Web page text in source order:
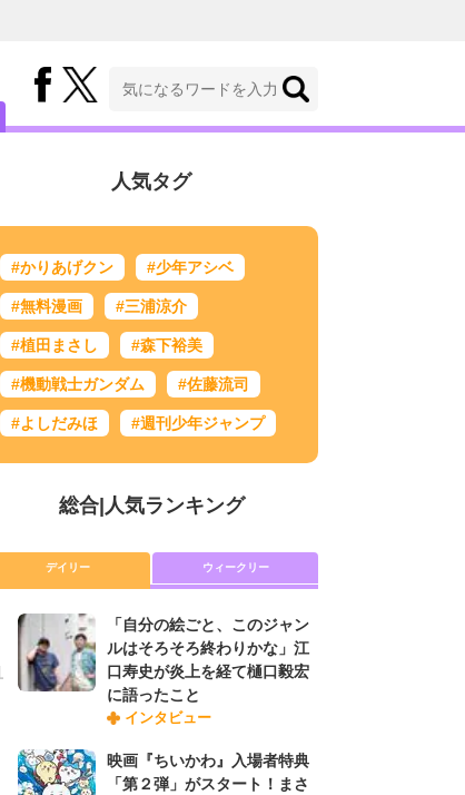
人気タグ
#かりあげクン #少年アシベ
#無料漫画 #三浦涼介
#植田まさし #森下裕美
#機動戦士ガンダム #佐藤流司
#よしだみほ #週刊少年ジャンプ
総合| 人気ランキング
デイリー ウィークリー
「自分の絵ごと、このジャン
ルはそろそろ終わりかな」江
口寿史が炎上を経て樋口毅宏
に語ったこと
インタビュー
映画『ちいかわ』入場者特典
「第２弾」がスタート！まさ